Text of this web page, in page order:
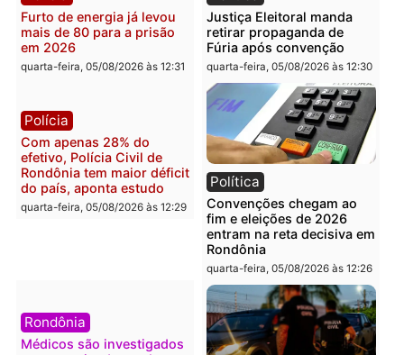
quarta-feira, 05/08/2026 às 12:48 quarta-feira, 05/08/2026 às
Brasil
Confronto durante
operação termina com
foragido baleado e grande
apreensão de drogas
quarta-feira, 05/08/2026 às 12:42
Política
Flávio Bolsonaro escolhe
Alfredo Gaspar para vice
em chapa pura do PL
quarta-feira, 05/08/2026 às